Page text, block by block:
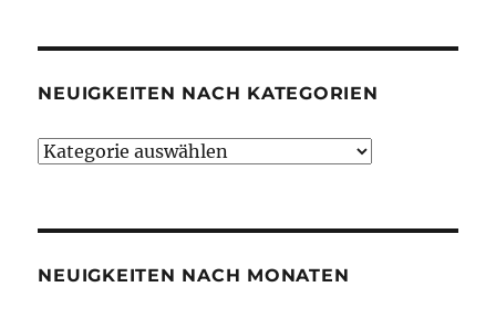
NEUIGKEITEN NACH KATEGORIEN
Neuigkeiten
NEUIGKEITEN NACH MONATEN